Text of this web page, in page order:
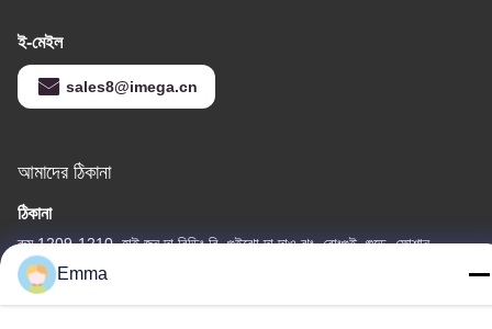
ই-মেইল
sales8@imega.cn
আমাদের ঠিকানা
ঠিকানা
রুম 1209-1210, হাই জুন দা বিল্ডিং বি, গুইঝো দা দাও ঝং, রোংগুই, শুন্ডে, ফোশান,
গুয়াংডং, চীন
টেল
Emma